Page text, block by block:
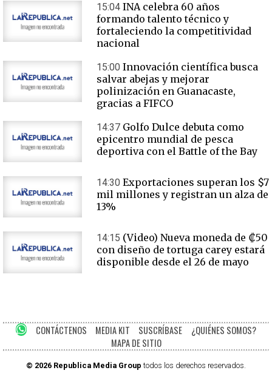
15:04 INA celebra 60 años
formando talento técnico y
fortaleciendo la competitividad
nacional
15:00 Innovación científica busca
salvar abejas y mejorar
polinización en Guanacaste,
gracias a FIFCO
14:37 Golfo Dulce debuta como
epicentro mundial de pesca
deportiva con el Battle of the Bay
14:30 Exportaciones superan los $7
mil millones y registran un alza de
13%
14:15 (Video) Nueva moneda de ₡50
con diseño de tortuga carey estará
disponible desde el 26 de mayo
CONTÁCTENOS MEDIA KIT SUSCRÍBASE
¿QUIÉNES SOMOS?
MAPA DE SITIO
© 2026 Republica Media Group todos los derechos reservados.